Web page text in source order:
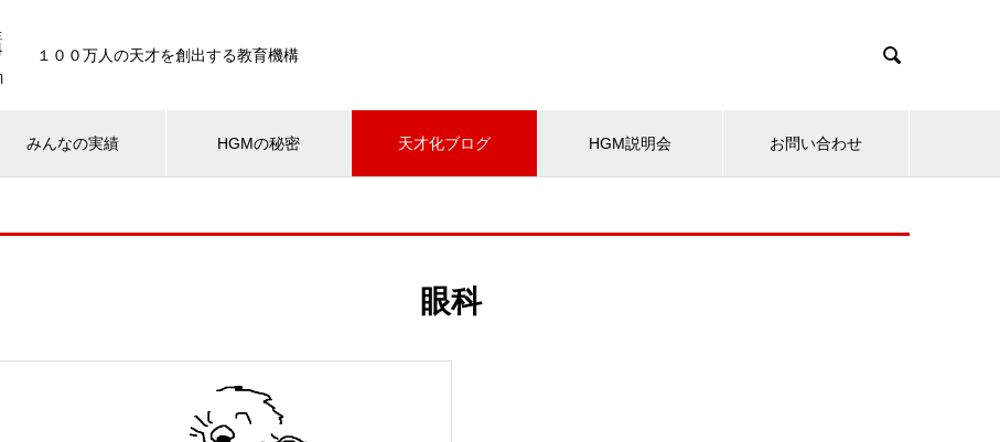
１００万人の天才を創出する教育機構 
みんなの実績 HGMの秘密 天才化ブログ HGM説明会 お問い合わせ
眼科